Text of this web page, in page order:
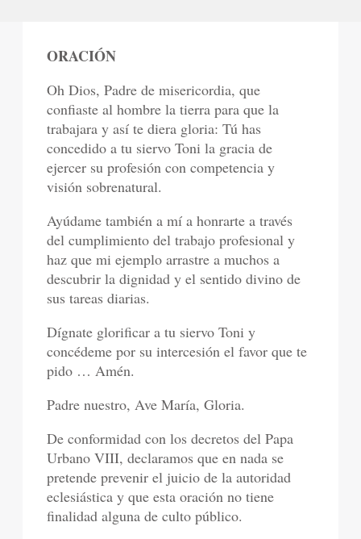
ORACIÓN
Oh Dios, Padre de misericordia, que
confiaste al hombre la tierra para que la
trabajara y así te diera gloria: Tú has
concedido a tu siervo Toni la gracia de
ejercer su profesión con competencia y
visión sobrenatural.
Ayúdame también a mí a honrarte a través
del cumplimiento del trabajo profesional y
haz que mi ejemplo arrastre a muchos a
descubrir la dignidad y el sentido divino de
sus tareas diarias.
Dígnate glorificar a tu siervo Toni y
concédeme por su intercesión el favor que te
pido … Amén.
Padre nuestro, Ave María, Gloria.
De conformidad con los decretos del Papa
Urbano VIII, declaramos que en nada se
pretende prevenir el juicio de la autoridad
eclesiástica y que esta oración no tiene
finalidad alguna de culto público.